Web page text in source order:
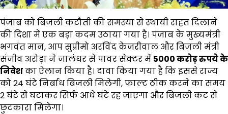
पंजाब को बिजली कटौती की समस्या से स्थायी राहत दिलाने
की दिशा में एक बड़ा कदम उठाया गया है। पंजाब के मुख्यमंत्री
भगवंत मान, आप सुप्रीमो अरविंद केजरीवाल और बिजली मंत्री
संजीव अरोड़ा ने जालंधर से पावर सेक्टर में 5000 करोड़ रुपये के
निवेशका ऐलान किया है। दावा किया गया है कि इससे राज्य
को 24 घंटे निर्बाध बिजली मिलेगी, फाल्ट ठीक करने का समय
2 घंटे से घटाकर सिर्फ आधे घंटे रह जाएगा और बिजली कट से
छुटकारा मिलेगा।